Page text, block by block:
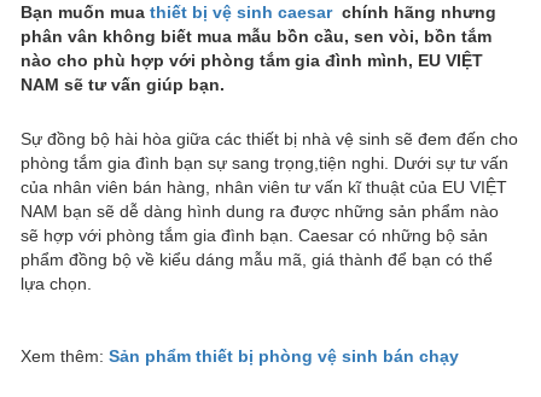
Bạn muốn mua thiết bị vệ sinh caesarchính hãng nhưng
phân vân không biết mua mẫu bồn cầu, sen vòi, bồn tắm
nào cho phù hợp với phòng tắm gia đình mình, EU VIỆT
NAM sẽ tư vấn giúp bạn.
Sự đồng bộ hài hòa giữa các thiết bị nhà vệ sinh sẽ đem đến cho
phòng tắm gia đình bạn sự sang trọng,tiện nghi. Dưới sự tư vấn
của nhân viên bán hàng, nhân viên tư vấn kĩ thuật của EU VIỆT
NAM bạn sẽ dễ dàng hình dung ra được những sản phẩm nào
sẽ hợp với phòng tắm gia đình bạn. Caesar có những bộ sản
phẩm đồng bộ về kiểu dáng mẫu mã, giá thành để bạn có thể
lựa chọn.
Xem thêm: Sản phẩm thiết bị phòng vệ sinh bán chạy